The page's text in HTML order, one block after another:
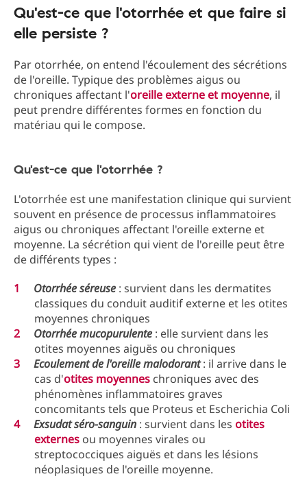
Qu'est-ce que l'otorrhée et que faire si
elle persiste ?
Par otorrhée, on entend l'écoulement des sécrétions
de l'oreille. Typique des problèmes aigus ou
chroniques affectant l'oreille externe et moyenne, il
peut prendre différentes formes en fonction du
matériau qui le compose.
Qu'est-ce que l'otorrhée ?
L'otorrhée est une manifestation clinique qui survient
souvent en présence de processus inflammatoires
aigus ou chroniques affectant l'oreille externe et
moyenne. La sécrétion qui vient de l'oreille peut être
de différents types :
Otorrhée séreuse : survient dans les dermatites
classiques du conduit auditif externe et les otites
moyennes chroniques
Otorrhée mucopurulente : elle survient dans les
otites moyennes aiguës ou chroniques
Ecoulement de l'oreille malodorant: il arrive dans le
cas d'otites moyennes chroniques avec des
phénomènes inflammatoires graves
concomitants tels que Proteus et Escherichia Coli
Exsudat séro-sanguin : survient dans les otites
externes ou moyennes virales ou
streptococciques aiguës et dans les lésions
néoplasiques de l'oreille moyenne.